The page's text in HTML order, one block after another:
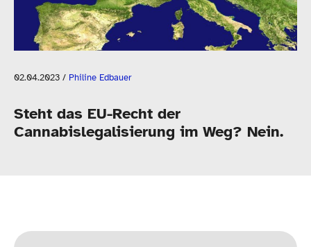
02.04.2023 / Philine Edbauer
Steht das EU-​Recht der
Cannabislegalisierung im Weg? Nein.